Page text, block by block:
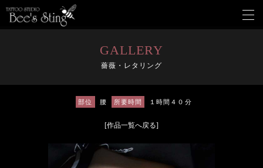
メ
ニ
GALLERY
薔薇・レタリング
部位 腰 所要時間 １時間４０分